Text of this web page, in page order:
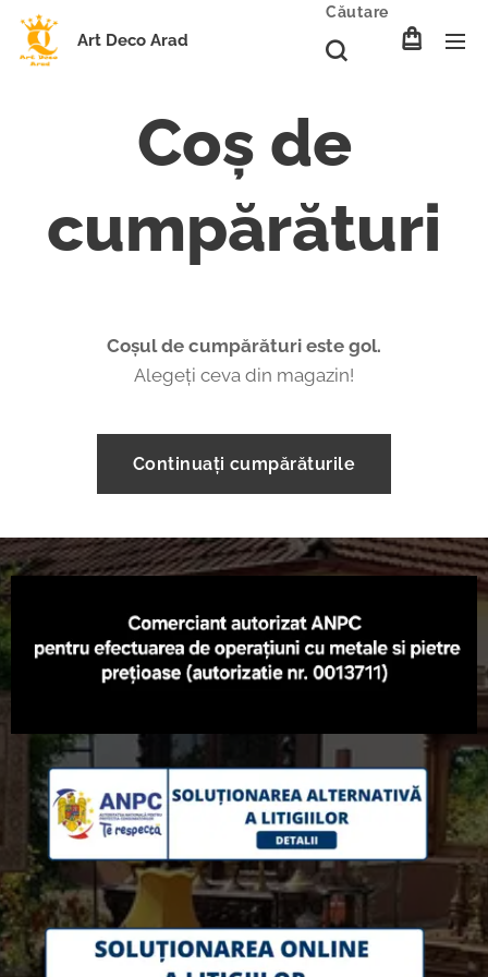
Art Deco Arad
Căutare
Coş de
cumpărături
Coșul de cumpărături este gol.
Alegeți ceva din magazin!
Continuați cumpărăturile